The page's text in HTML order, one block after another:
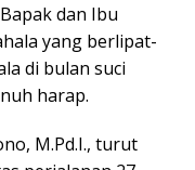
dan Ibu
yang berlipat-
di bulan suci
harap.
M.Pd.I., turut